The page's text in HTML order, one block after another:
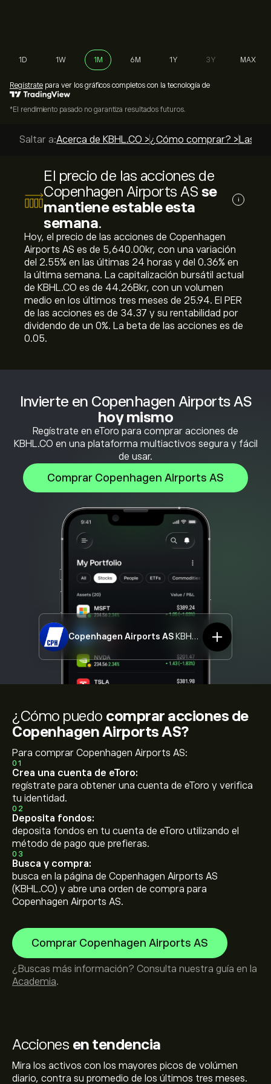
Invierte en Copenhagen Airports AS
hoy mismo
Regístrate en eToro para comprar acciones de
KBHL.CO en una plataforma multiactivos segura y fácil
de usar.
Comprar Copenhagen Airports AS
Copenhagen Airports AS KBHL.CO
Acciones en tendencia
Mira los activos con los mayores picos de volúmen
diario, contra su promedio de los últimos tres meses.
1D 1W 1M 6M 1Y 3Y MAX
Regístrate para ver los gráficos completos con la tecnología de
*El rendimiento pasado no garantiza resultados futuros.
Saltar a:Acerca de KBHL.CO >¿Cómo comprar? > Las
El precio de las acciones de
Copenhagen Airports AS se
mantiene estable esta
semana.
i
Hoy, el precio de las acciones de Copenhagen
Airports AS es de 5,640.00‎kr‎, con una variación
del ‎2.55‎% en las últimas 24 horas y del ‎0.36‎% en
la última semana. La capitalización bursátil actual
de KBHL.CO es de 44.26B‎kr‎, con un volumen
medio en los últimos tres meses de 25.94. El PER
de las acciones es de 34.37 y su rentabilidad por
dividendo de un 0%. La beta de las acciones es de
0.05.
¿Cómo puedo comprar acciones de
Copenhagen Airports AS?
Para comprar Copenhagen Airports AS:
01
Crea una cuenta de eToro:
regístrate para obtener una cuenta de eToro y verifica
tu identidad.
02
Deposita fondos:
deposita fondos en tu cuenta de eToro utilizando el
método de pago que prefieras.
03
Busca y compra:
busca en la página de Copenhagen Airports AS
(KBHL.CO) y abre una orden de compra para
Copenhagen Airports AS.
Comprar Copenhagen Airports AS
¿Buscas más información? Consulta nuestra guía en la
Academia.